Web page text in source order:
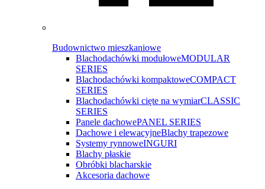
Budownictwo mieszkaniowe
Blachodachówki modułoweMODULAR
SERIES
Blachodachówki kompaktoweCOMPACT
SERIES
Blachodachówki cięte na wymiarCLASSIC
SERIES
Panele dachowePANEL SERIES
Dachowe i elewacyjneBlachy trapezowe
Systemy rynnoweINGURI
Blachy płaskie
Obróbki blacharskie
Akcesoria dachowe